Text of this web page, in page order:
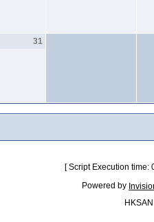
31
[ Script Execution
Powered by